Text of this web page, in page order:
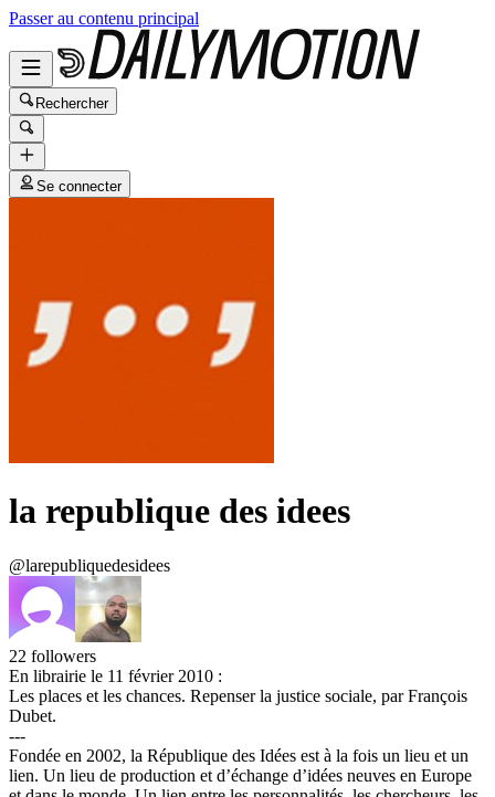
Passer au contenu principal
Rechercher
Se connecter
la republique des idees
@larepubliquedesidees
22 followers
En librairie le 11 février 2010 :
Les places et les chances. Repenser la justice sociale, par François
Dubet.
---
Fondée en 2002, la République des Idées est à la fois un lieu et un
lien. Un lieu de production et d’échange d’idées neuves en Europe